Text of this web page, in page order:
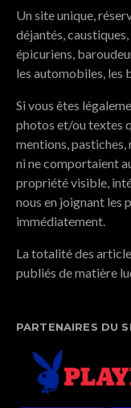
Un site unique,
déjantés,
épicuriens,
les automobiles, les
Si vous êtes
photos et/ou textes
mentions,
ni ne comportaient
propriété visible,
nous en joignant les
immédiatement.
La totalité des
publiés de matière
PARTENAIRES DU